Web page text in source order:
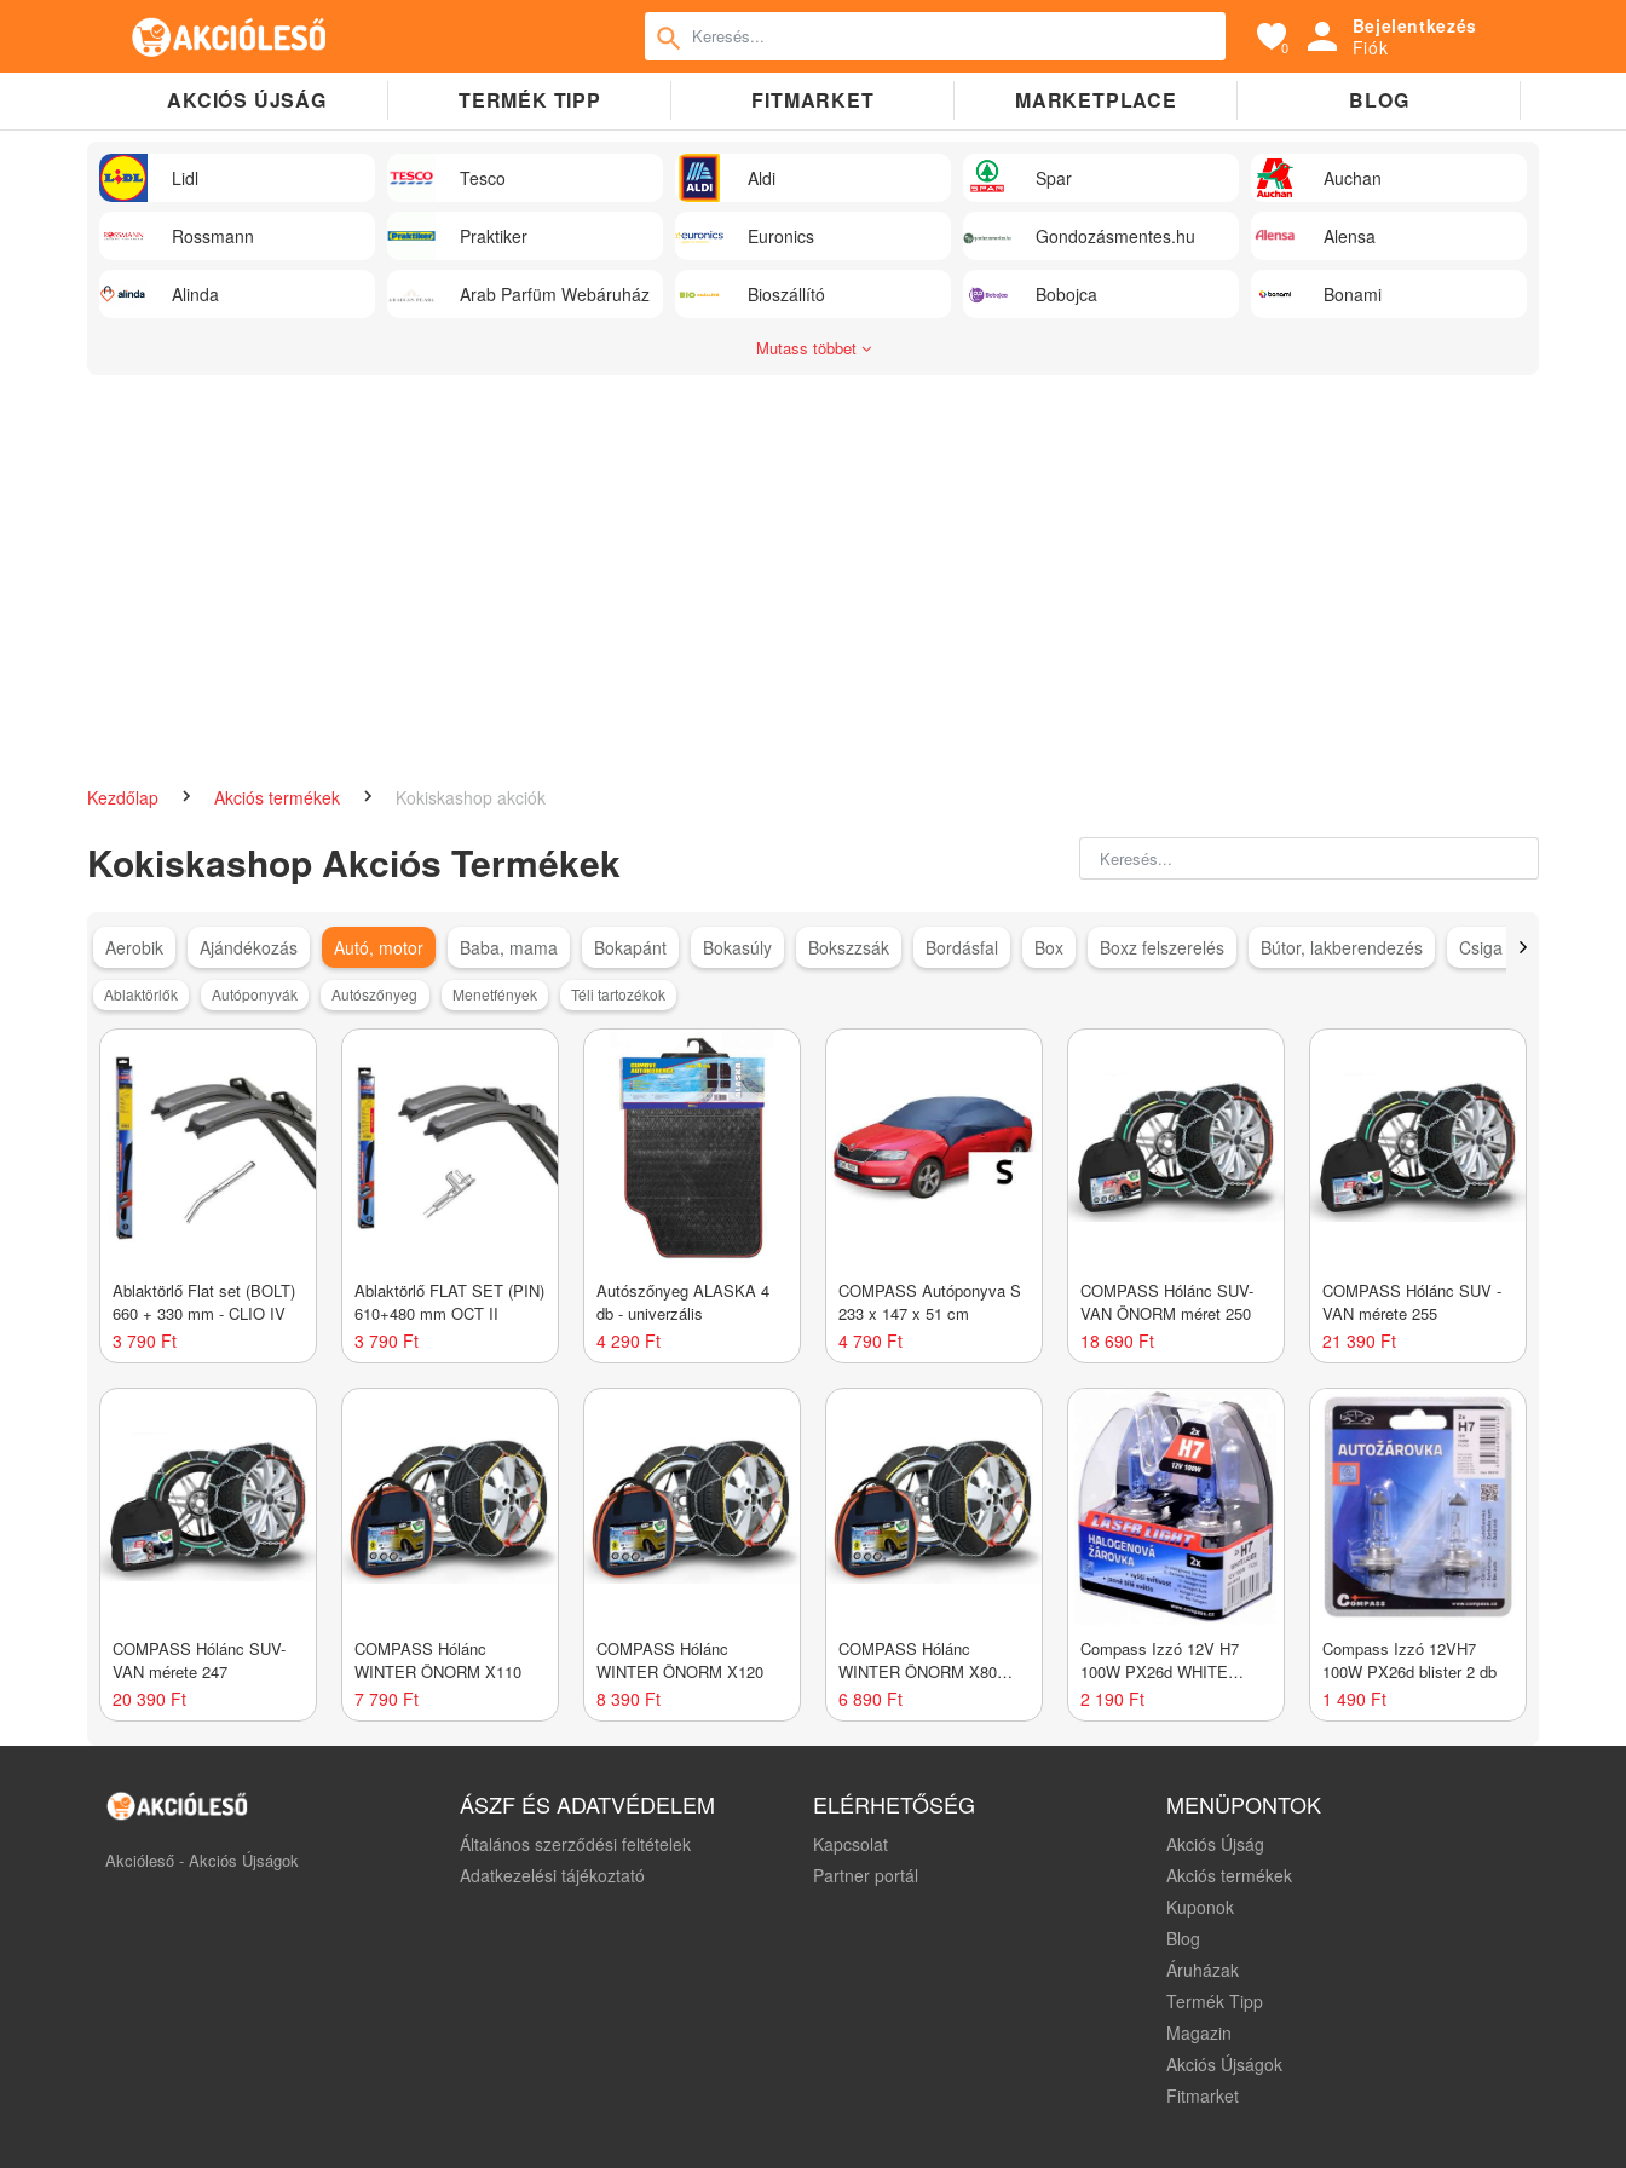
0
Bejelentkezés
Fiók
AKCIÓS ÚJSÁG TERMÉK TIPP FITMARKET MARKETPLACE BLOG
Lidl Tesco Aldi Spar Auchan
Rossmann Praktiker Euronics Gondozásmentes.hu Alensa
Alinda Arab Parfüm Webáruház Bioszállító Bobojca Bonami
Mutass többet
Kezdőlap Akciós termékek Kokiskashop akciók
Kokiskashop Akciós Termékek
Aerobik Ajándékozás Autó, motor Baba, mama Bokapánt Bokasúly Bokszzsák Bordásfal Box Boxz felszerelés Bútor, lakberendezés Csiga gép kiegészítő
Ablaktörlők Autóponyvák Autószőnyeg Menetfények Téli tartozékok
Ablaktörlő Flat set (BOLT)
660 + 330 mm - CLIO IV
3 790 Ft
Ablaktörlő FLAT SET (PIN)
610+480 mm OCT II
3 790 Ft
Autószőnyeg ALASKA 4
db - univerzális
4 290 Ft
COMPASS Autóponyva S
233 x 147 x 51 cm
4 790 Ft
COMPASS Hólánc SUV-
VAN ÖNORM méret 250
18 690 Ft
COMPASS Hólánc SUV -
VAN mérete 255
21 390 Ft
COMPASS Hólánc SUV-
VAN mérete 247
20 390 Ft
COMPASS Hólánc
WINTER ÖNORM X110
7 790 Ft
COMPASS Hólánc
WINTER ÖNORM X120
8 390 Ft
COMPASS Hólánc
WINTER ÖNORM X80
nylon bag
6 890 Ft
Compass Izzó 12V H7
100W PX26d WHITE
LASER 2 db
2 190 Ft
Compass Izzó 12VH7
100W PX26d blister 2 db
1 490 Ft
Akcióleső - Akciós Újságok
ÁSZF ÉS ADATVÉDELEM
Általános szerződési feltételek
Adatkezelési tájékoztató
ELÉRHETŐSÉG
Kapcsolat
Partner portál
MENÜPONTOK
Akciós Újság
Akciós termékek
Kuponok
Blog
Áruházak
Termék Tipp
Magazin
Akciós Újságok
Fitmarket